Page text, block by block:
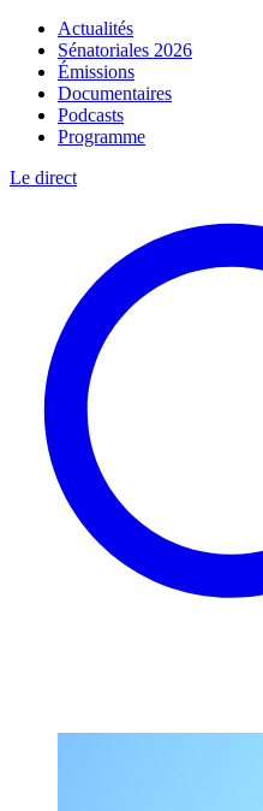
Actualités
Sénatoriales 2026
Émissions
Documentaires
Podcasts
Programme
Le direct